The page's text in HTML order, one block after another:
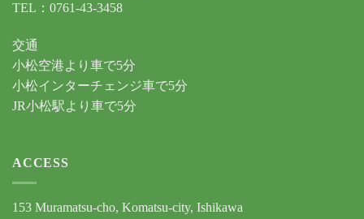
TEL：0761-43-3458
交通
小松空港より車で5分
小松インターチェンジ車で5分
JR小松駅より車で5分
ACCESS
153 Muramatsu-cho, Komatsu-city, Ishikawa